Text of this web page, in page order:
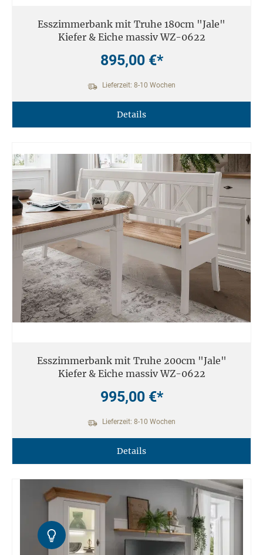
Esszimmerbank mit Truhe 180cm "Jale"
Kiefer & Eiche massiv WZ-0622
895,00 €*
Lieferzeit: 8-10 Wochen
Details
Esszimmerbank mit Truhe 200cm "Jale"
Kiefer & Eiche massiv WZ-0622
995,00 €*
Lieferzeit: 8-10 Wochen
Details
Kontrast